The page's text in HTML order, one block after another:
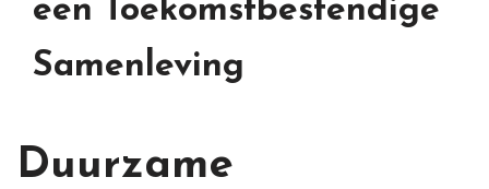
een Toekomstbestendige
Samenleving
Duurzame